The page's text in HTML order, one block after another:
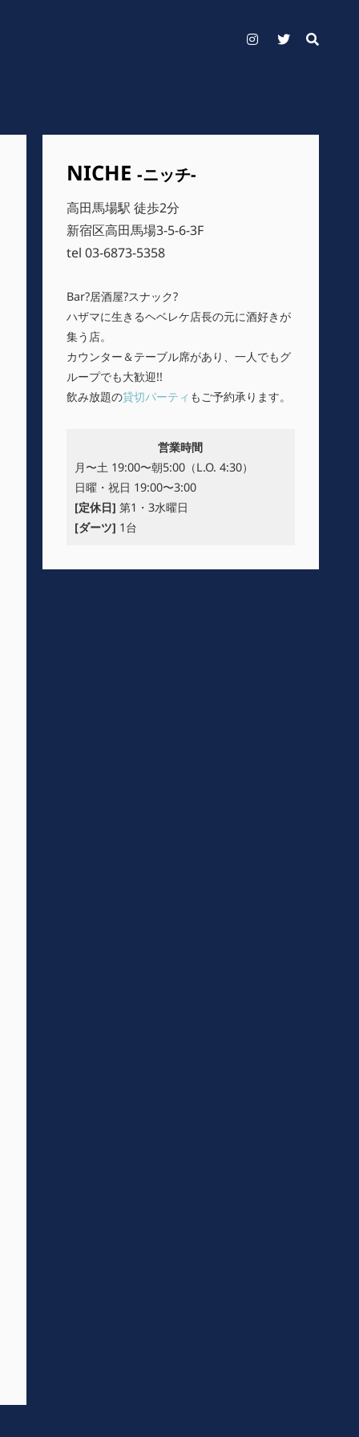
Instagram
Twitter
NICHE -ニッチ-
高田馬場駅 徒歩2分
新宿区高田馬場3-5-6-3F
tel 03-6873-5358
Bar?居酒屋?スナック?
ハザマに生きるヘベレケ店長の元に酒好きが
集う店。
カウンター＆テーブル席があり、一人でもグ
ループでも大歓迎!!
飲み放題の貸切パーティ もご予約承ります。
営業時間
月〜土 19:00〜朝5:00（L.O. 4:30）
日曜・祝日 19:00〜3:00
[定休日] 第1・3水曜日
[ダーツ] 1台